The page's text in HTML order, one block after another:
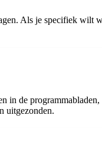
Als je specifiek
de
uitgezonden.